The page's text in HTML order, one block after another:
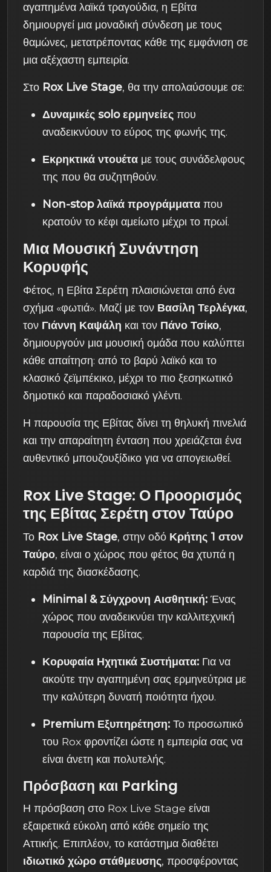
αγαπημένα λαϊκά τραγούδια, η Εβίτα
δημιουργεί μια μοναδική σύνδεση με τους
θαμώνες, μετατρέποντας κάθε της εμφάνιση σε
μια αξέχαστη εμπειρία.
Στο Rox Live Stage, θα την απολαύσουμε σε:
Δυναμικές solo ερμηνείες που
αναδεικνύουν το εύρος της φωνής της.
Εκρηκτικά ντουέτα με τους συνάδελφους
της που θα συζητηθούν.
Non-stop λαϊκά προγράμματα που
κρατούν το κέφι αμείωτο μέχρι το πρωί.
Μια Μουσική Συνάντηση
Κορυφής
Φέτος, η Εβίτα Σερέτη πλαισιώνεται από ένα
σχήμα «φωτιά». Μαζί με τον Βασίλη Τερλέγκα,
τον Γιάννη Καψάλη και τον Πάνο Τσίκο,
δημιουργούν μια μουσική ομάδα που καλύπτει
κάθε απαίτηση: από το βαρύ λαϊκό και το
κλασικό ζεϊμπέκικο, μέχρι το πιο ξεσηκωτικό
δημοτικό και παραδοσιακό γλέντι.
Η παρουσία της Εβίτας δίνει τη θηλυκή πινελιά
και την απαραίτητη ένταση που χρειάζεται ένα
αυθεντικό μπουζουξίδικο για να απογειωθεί.
Rox Live Stage: Ο Προορισμός
της Εβίτας Σερέτη στον Ταύρο
Το Rox Live Stage, στην οδό Κρήτης 1 στον
Ταύρο, είναι ο χώρος που φέτος θα χτυπά η
καρδιά της διασκέδασης.
Minimal & Σύγχρονη Αισθητική: Ένας
χώρος που αναδεικνύει την καλλιτεχνική
παρουσία της Εβίτας.
Κορυφαία Ηχητικά Συστήματα: Για να
ακούτε την αγαπημένη σας ερμηνεύτρια με
την καλύτερη δυνατή ποιότητα ήχου.
Premium Εξυπηρέτηση: Το προσωπικό
του Rox φροντίζει ώστε η εμπειρία σας να
είναι άνετη και πολυτελής.
Πρόσβαση και Parking
Η πρόσβαση στο Rox Live Stage είναι
εξαιρετικά εύκολη από κάθε σημείο της
Αττικής. Επιπλέον, το κατάστημα διαθέτει
ιδιωτικό χώρο στάθμευσης, προσφέροντας